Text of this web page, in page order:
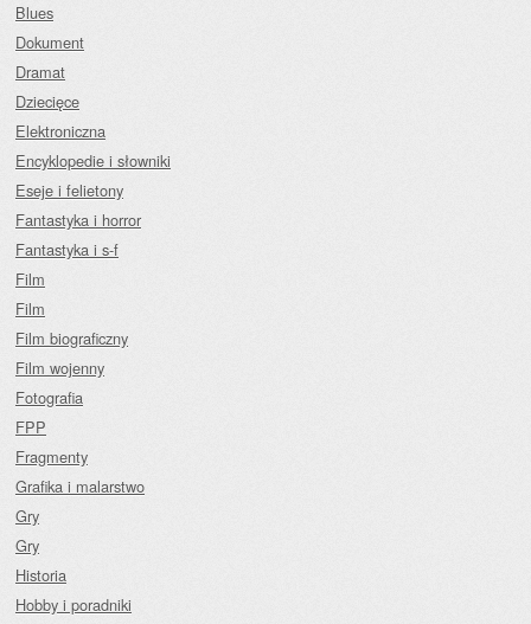
Blues
Dokument
Dramat
Dziecięce
Elektroniczna
Encyklopedie i słowniki
Eseje i felietony
Fantastyka i horror
Fantastyka i s-f
Film
Film
Film biograficzny
Film wojenny
Fotografia
FPP
Fragmenty
Grafika i malarstwo
Gry
Gry
Historia
Hobby i poradniki